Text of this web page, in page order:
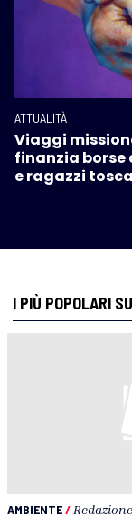
ATTUALITÀ
Viaggi
finanzia borse
e ragazzi
I PIÙ POPOLARI
AMBIENTE/ Redazione